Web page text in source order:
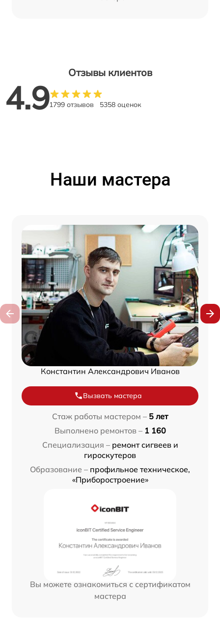
Отзывы клиентов
4.91799 отзывов 5358 оценок
Наши мастера
Константин Александрович Иванов
Вызвать мастера
Стаж работы мастером – 5 лет
Выполнено ремонтов – 1 160
Специализация – ремонт сигвеев и
гироскутеров
Образование – профильное техническое,
«Приборостроение»
Вы можете ознакомиться с сертификатом
мастера